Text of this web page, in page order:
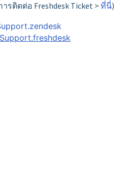
ติดต่อ Freshdesk Ticket > ที่นี่)